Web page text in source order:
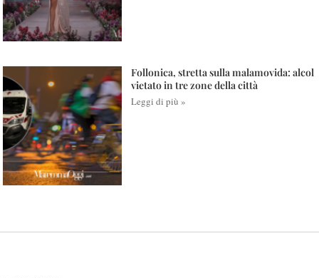
Follonica, stretta sulla malamovida: alcol
vietato in tre zone della città
Leggi di più »